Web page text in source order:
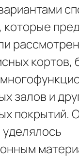
которые
кортов,
залов и
покрытий.